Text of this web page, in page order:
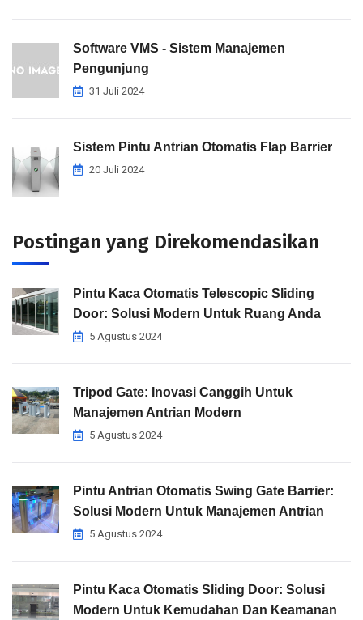
Software VMS - Sistem Manajemen
Pengunjung
31 Juli 2024
Sistem Pintu Antrian Otomatis Flap Barrier
20 Juli 2024
Postingan yang Direkomendasikan
Pintu Kaca Otomatis Telescopic Sliding
Door: Solusi Modern Untuk Ruang Anda
5 Agustus 2024
Tripod Gate: Inovasi Canggih Untuk
Manajemen Antrian Modern
5 Agustus 2024
Pintu Antrian Otomatis Swing Gate Barrier:
Solusi Modern Untuk Manajemen Antrian
5 Agustus 2024
Pintu Kaca Otomatis Sliding Door: Solusi
Modern Untuk Kemudahan Dan Keamanan